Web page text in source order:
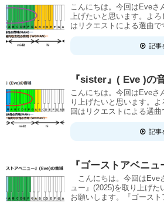
こんにちは。今回はEveさ
上げたいと思います。よ
はリクエストによる選曲で
記事
『sister』( Eve )の
こんにちは。今回はEveさ
り上げたいと思います。
回はリクエストによる選曲
記事
『ゴーストアベニ
こんにちは。今回はEve
ュー』(2025)を取り上げた
お願いします。『ゴースト